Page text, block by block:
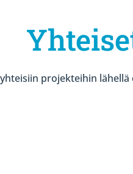
projekteihin lähellä